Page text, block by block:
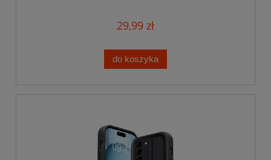
29,99 zł
do koszyka